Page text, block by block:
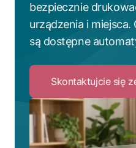
bezpiecznie
urządzenia i
są dostępne
Skontaktujcie się